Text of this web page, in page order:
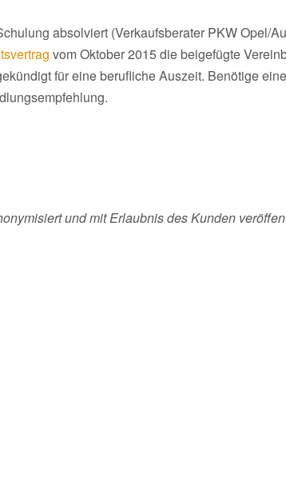
absolviert (Verkaufsberater PKW Opel/
vom Oktober 2015 die beigefügte
für eine berufliche Auszeit. Benötige eine
und mit Erlaubnis des Kunden